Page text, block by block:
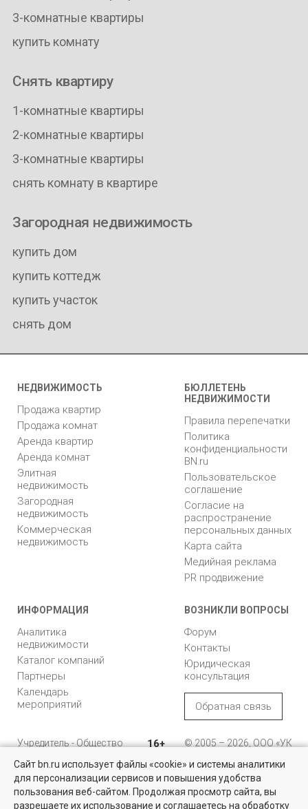
Квартиры на вторичном рынке
Более 10 тысяч квартир в Санкт-Петербурге и области от
3-комнатные квартиры
купить комнату
Снять квартиру
1-комнатные квартиры
2-комнатные квартиры
3-комнатные квартиры
снять комнату в квартире
Загородная недвижимость
купить дом
купить коттедж
купить участок
снять дом
НЕДВИЖИМОСТЬ
Продажа квартир
Продажа комнат
Аренда квартир
Аренда комнат
Элитная
недвижимость
Загородная
недвижимость
Коммерческая
недвижимость
БЮЛЛЕТЕНЬ
НЕДВИЖИМОСТИ
Правила перепечатки
Политика
конфиденциальности
BN.ru
Пользовательское
соглашение
Согласие на
распространение
персональных данных
Карта сайта
Медийная реклама
PR продвижение
ИНФОРМАЦИЯ
Аналитика
недвижимости
Каталог компаний
Партнеры
Календарь
мероприятий
ВОЗНИКЛИ ВОПРОСЫ
Форум
Контакты
Юридическая
консультация
Обратная связь
Учредитель - Общество
ответственностью
"Управляющая
компания "Бюллетень
недвижимости"
16+
© 2005 – 2026, ООО «УК
196105, Санкт-
Петербург, пр. Юрия
Гагарина, 1
Сайт bn.ru использует файлы «cookie» и системы аналитики
для персонализации сервисов и повышения удобства
пользования веб-сайтом. Продолжая просмотр сайта, вы
разрешаете их использование и соглашаетесь на обработку